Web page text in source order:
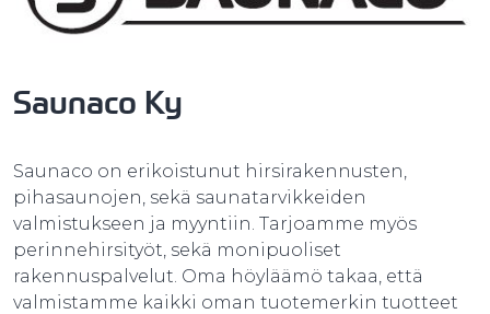
Saunaco Ky
Saunaco on erikoistunut hirsirakennusten,
pihasaunojen, sekä saunatarvikkeiden
valmistukseen ja myyntiin. Tarjoamme myös
perinnehirsityöt, sekä monipuoliset
rakennuspalvelut. Oma höyläämö takaa, että
valmistamme kaikki oman tuotemerkin tuotteet